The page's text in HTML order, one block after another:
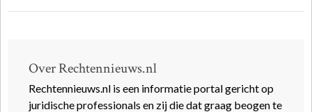
Over Rechtennieuws.nl
Rechtennieuws.nl is een informatie portal gericht op
juridische professionals en zij die dat graag beogen te